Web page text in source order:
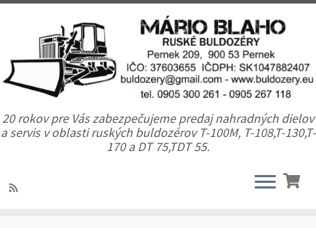
20 rokov pre Vás zabezpečujeme predaj nahradných dielov
a servis v oblasti ruských buldozérov T-100M, T-108,T-130,T-
170 a DT 75,TDT 55.